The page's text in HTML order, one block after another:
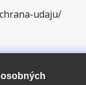
udaju/
dotazníka